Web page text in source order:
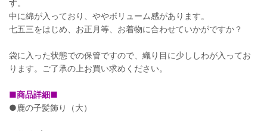
す。
中に綿が入っており、ややボリューム感があります。
七五三をはじめ、お正月等、お着物に合わせていかがですか？
袋に入った状態での保管ですので、織り目に少ししわが入ってお
ります。ご了承の上お買い求めください。
■商品詳細■
●鹿の子髪飾り（大）